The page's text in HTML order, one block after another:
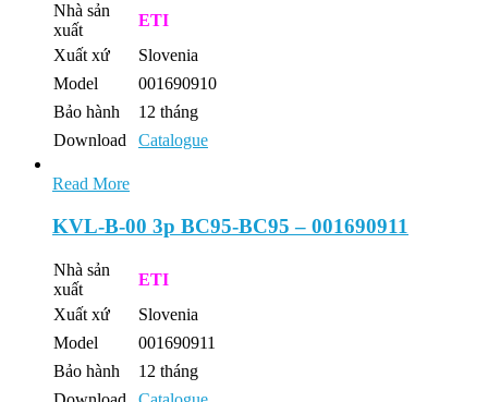
Nhà sản
xuất
ETI
Xuất xứ
Slovenia
Model
001690910
Bảo hành
12 tháng
Download
Catalogue
Read More
KVL-B-00 3p BC95-BC95 – 001690911
Nhà sản
xuất
ETI
Xuất xứ
Slovenia
Model
001690911
Bảo hành
12 tháng